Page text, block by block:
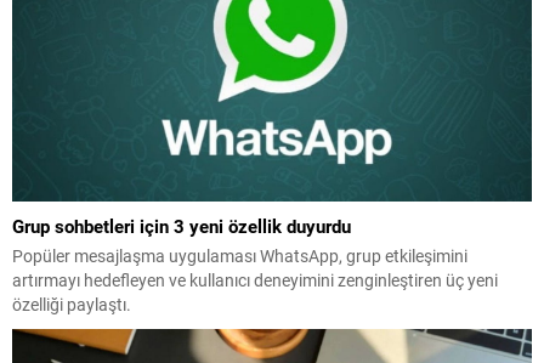
Grup sohbetleri için 3 yeni özellik duyurdu
Popüler mesajlaşma uygulaması WhatsApp, grup etkileşimini
artırmayı hedefleyen ve kullanıcı deneyimini zenginleştiren üç yeni
özelliği paylaştı.